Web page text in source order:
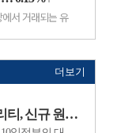
서 거래되는 유
0.15% 상승세
더보기
[이슈 체크] 복합유틸리티, 신규 원전 최대 4기 가능성…한국전력 장기 성장 기대